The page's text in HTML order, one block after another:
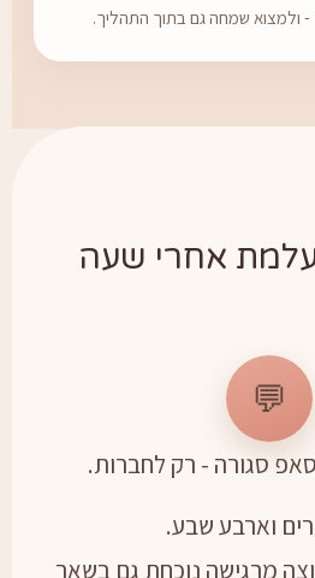
שמחה גם בתוך התהליך.
אחרי שעה
💬
סגורה - רק לחברות.
וארבע שבע.
נוכחת גם בשאר